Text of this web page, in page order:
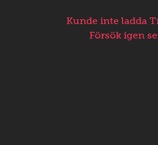
Kunde inte ladda
Försök igen